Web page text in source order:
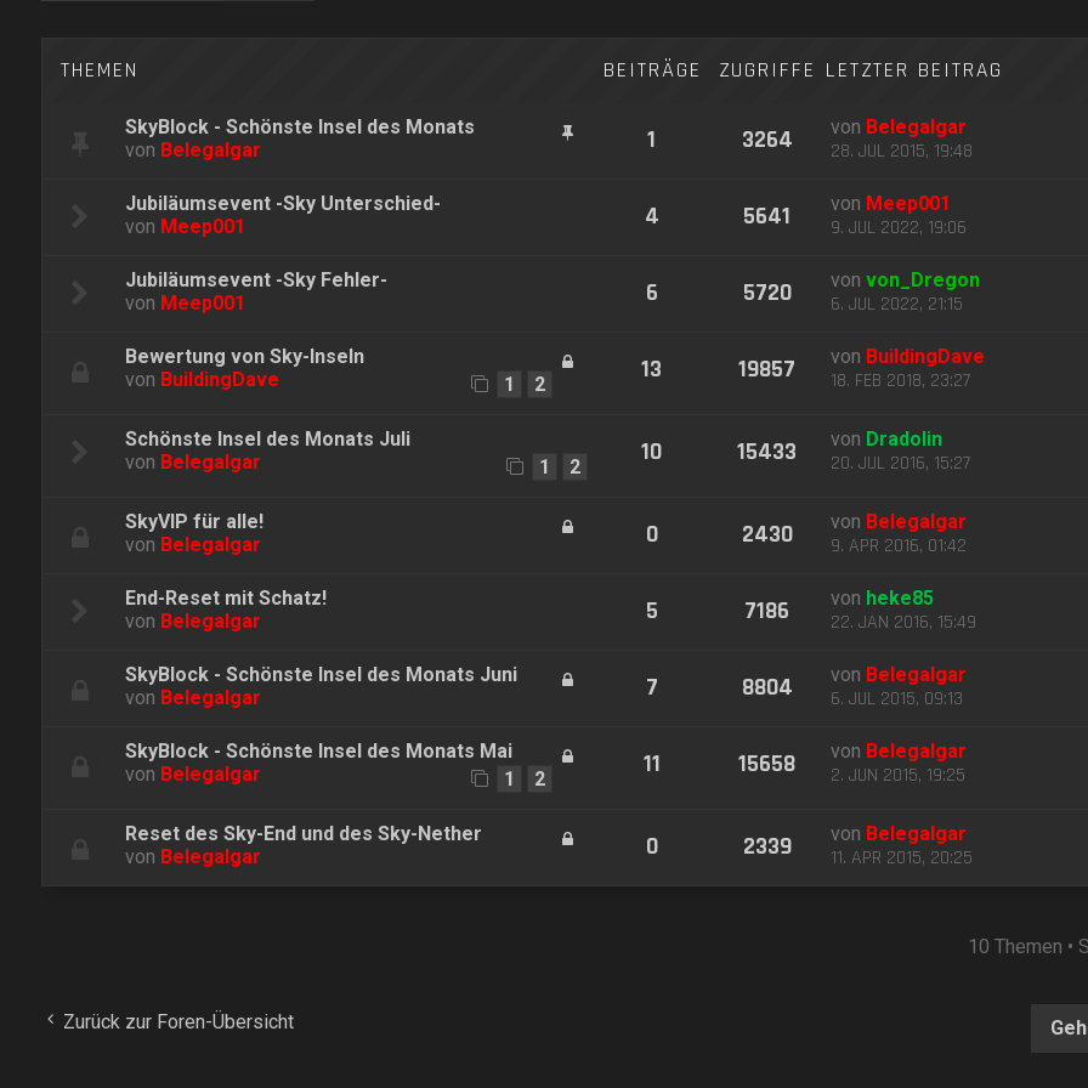
THEMEN BEITRÄGE ZUGRIFFE LETZTER BEITRAG
SkyBlock - Schönste Insel des Monats
von Belegalgar 1 3264 von Belegalgar
28. JUL 2015, 19:48
Jubiläumsevent -Sky Unterschied-
von Meep001 4 5641 von Meep001
9. JUL 2022, 19:06
Jubiläumsevent -Sky Fehler-
von Meep001 6 5720 vonvon_Dregon
6. JUL 2022, 21:15
Bewertung von Sky-Inseln
von BuildingDave 1 2 13 19857 von BuildingDave
18. FEB 2018, 23:27
Schönste Insel des Monats Juli
von Belegalgar 1 2 10 15433 von Dradolin
20. JUL 2016, 15:27
SkyVIP für alle!
von Belegalgar 0 2430 von Belegalgar
9. APR 2016, 01:42
End-Reset mit Schatz!
von Belegalgar 5 7186 von heke85
22. JAN 2016, 15:49
SkyBlock - Schönste Insel des Monats Juni
von Belegalgar 7 8804 von Belegalgar
6. JUL 2015, 09:13
SkyBlock - Schönste Insel des Monats Mai
von Belegalgar 1 2 11 15658 von Belegalgar
2. JUN 2015, 19:25
Reset des Sky-End und des Sky-Nether
von Belegalgar 0 2339 von Belegalgar
11. APR 2015, 20:25
10 Themen •
Zurück zur Foren-Übersicht